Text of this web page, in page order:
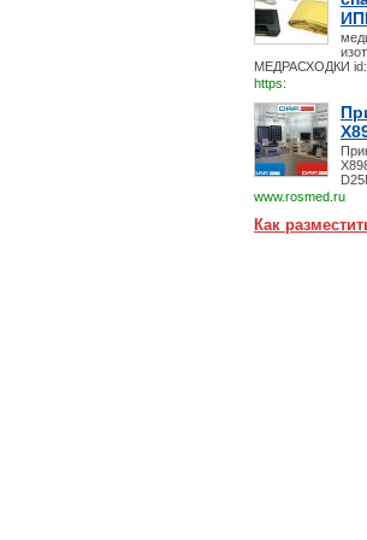
МЕДРАСХОДКИ
https:
www.rosmed.ru
Как